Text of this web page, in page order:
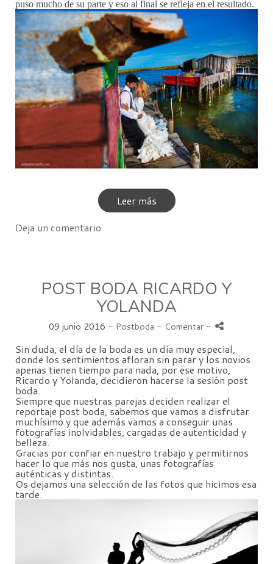
puso mucho de su parte y eso al final se refleja en el resultado.
Leer más
Deja un comentario
POST BODA RICARDO Y
YOLANDA
09 junio 2016 - Postboda - Comentar -
Sin duda, el día de la boda es un día muy especial,
donde los sentimientos afloran sin parar y los novios
apenas tienen tiempo para nada, por ese motivo,
Ricardo y Yolanda, decidieron hacerse la sesión post
boda.
Siempre que nuestras parejas deciden realizar el
reportaje post boda, sabemos que vamos a disfrutar
muchísimo y que además vamos a conseguir unas
fotografías inolvidables, cargadas de autenticidad y
belleza.
Gracias por confiar en nuestro trabajo y permitirnos
hacer lo que más nos gusta, unas fotografías
auténticas y distintas.
Os dejamos una selección de las fotos que hicimos esa
tarde.